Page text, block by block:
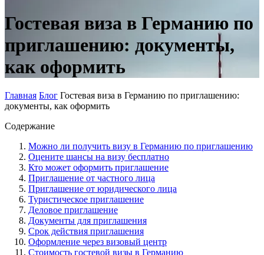
Гостевая виза в Германию по
приглашению: документы,
как оформить
Главная Блог Гостевая виза в Германию по приглашению:
документы, как оформить
Содержание
Можно ли получить визу в Германию по приглашению
Оцените шансы на визу бесплатно
Кто может оформить приглашение
Приглашение от частного лица
Приглашение от юридического лица
Туристическое приглашение
Деловое приглашение
Документы для приглашения
Срок действия приглашения
Оформление через визовый центр
Стоимость гостевой визы в Германию